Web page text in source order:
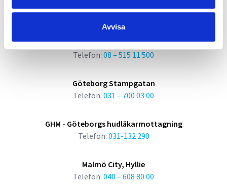
Avvisa
Kliniker
Stockholm City, Hötorget, Sickla
Telefon: 08 – 515 11 500
Göteborg Stampgatan
Telefon: 031 – 700 03 00
GHM - Göteborgs hudläkarmottagning
Telefon: 031-132 290
Malmö City, Hyllie
Telefon: 040 – 608 80 00